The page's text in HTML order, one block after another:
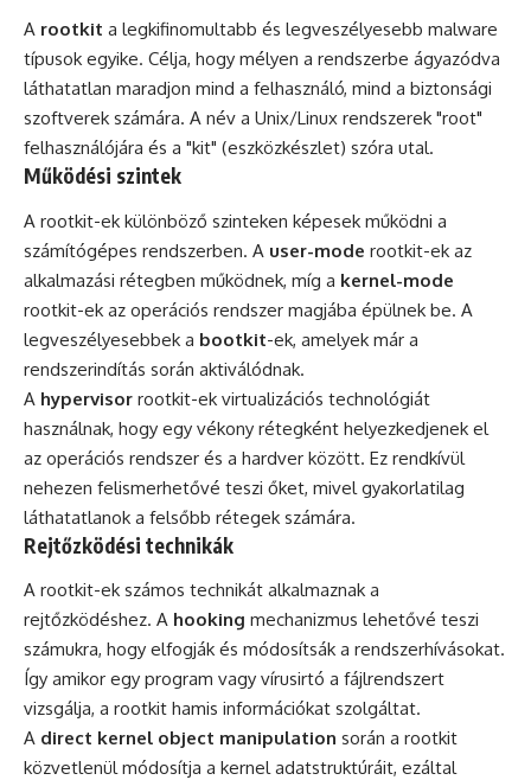
A rootkit a legkifinomultabb és legveszélyesebb malware
típusok egyike. Célja, hogy mélyen a rendszerbe ágyazódva
láthatatlan maradjon mind a felhasználó, mind a biztonsági
szoftverek számára. A név a Unix/Linux rendszerek "root"
felhasználójára és a "kit" (eszközkészlet) szóra utal.
Működési szintek
A rootkit-ek különböző szinteken képesek működni a
számítógépes rendszerben. A user-mode rootkit-ek az
alkalmazási rétegben működnek, míg a kernel-mode
rootkit-ek az operációs rendszer magjába épülnek be. A
legveszélyesebbek a bootkit-ek, amelyek már a
rendszerindítás során aktiválódnak.
A hypervisor rootkit-ek virtualizációs technológiát
használnak, hogy egy vékony rétegként helyezkedjenek el
az operációs rendszer és a hardver között. Ez rendkívül
nehezen felismerhetővé teszi őket, mivel gyakorlatilag
láthatatlanok a felsőbb rétegek számára.
Rejtőzködési technikák
A rootkit-ek számos technikát alkalmaznak a
rejtőzködéshez. A hooking mechanizmus lehetővé teszi
számukra, hogy elfogják és módosítsák a rendszerhívásokat.
Így amikor egy program vagy vírusirtó a fájlrendszert
vizsgálja, a rootkit hamis információkat szolgáltat.
A direct kernel object manipulation során a rootkit
közvetlenül módosítja a kernel adatstruktúráit, ezáltal